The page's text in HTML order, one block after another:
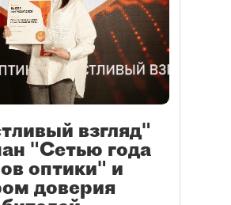
взгляд"
"Сетью года
оптики" и
доверия